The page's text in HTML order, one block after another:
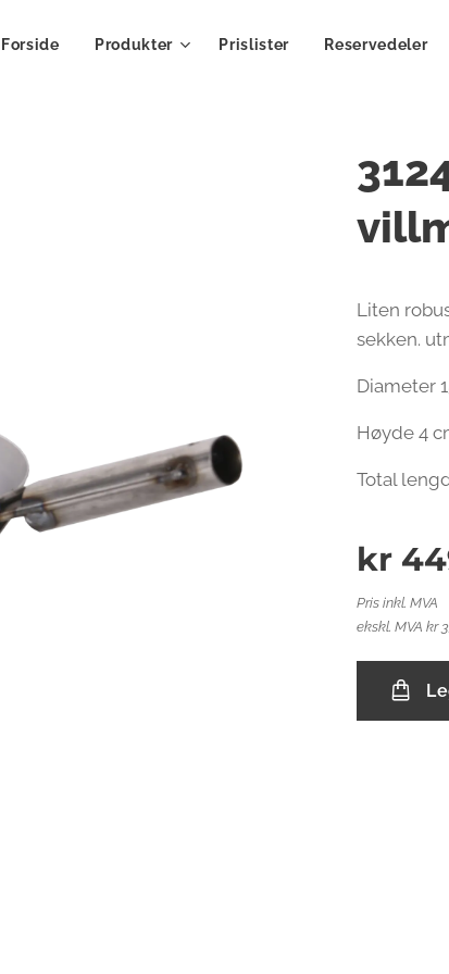
Forside Produkter Prislister Reservedeler
Liten
sekken.
Diameter
Høyde 4
Total
kr
Pris inkl. MVA
ekskl. MVA kr